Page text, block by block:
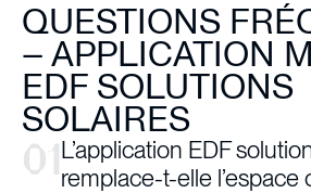
QUESTIONS
– APPLICATION
EDF SOLUTIONS
SOLAIRES
L’application EDF
remplace-t-elle l’espace